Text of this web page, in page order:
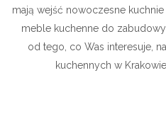
mają wejść nowoczesne
meble kuchenne do
od tego, co Was interesuje,
kuchennych w